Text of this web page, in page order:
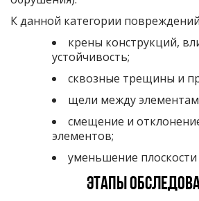
К данной категории повреждений
крены конструкций,
устойчивость;
сквозные трещины и
щели между
смещение и
элементов;
уменьшение
Этапы